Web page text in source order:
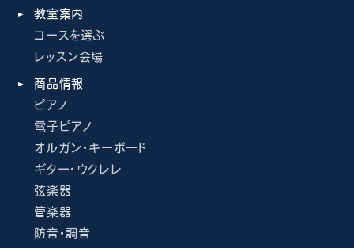
教室案内
コースを選ぶ
レッスン会場
商品情報
ピアノ
電子ピアノ
オルガン・キーボード
ギター・ウクレレ
弦楽器
管楽器
防音・調音